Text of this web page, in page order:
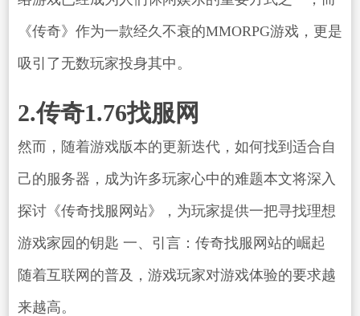
《传奇》作为一款经久不衰的MMORPG游戏，更是
吸引了无数玩家投身其中。
2.传奇1.76找服网
然而，随着游戏版本的更新迭代，如何找到适合自
己的服务器，成为许多玩家心中的难题本文将深入
探讨《传奇找服网站》，为玩家提供一把寻找理想
游戏家园的钥匙 一、引言：传奇找服网站的崛起
随着互联网的普及，游戏玩家对游戏体验的要求越
来越高。